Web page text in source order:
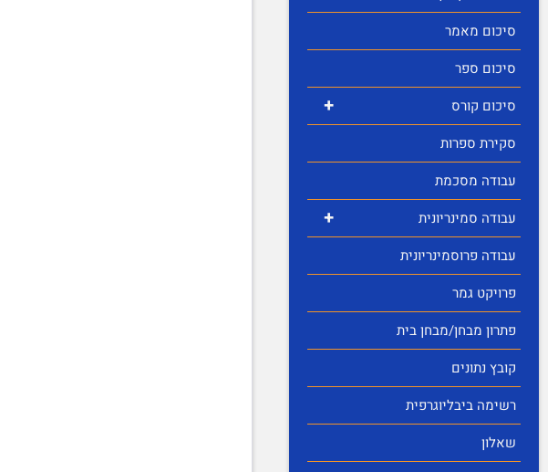
סיכום מאמר
סיכום ספר
+
סיכום קורס
סקירת ספרות
עבודה מסכמת
+
עבודה סמינריונית
עבודה פרוסמינריונית
פרויקט גמר
פתרון מבחן/מבחן בית
קובץ נתונים
רשימה ביבליוגרפית
שאלון